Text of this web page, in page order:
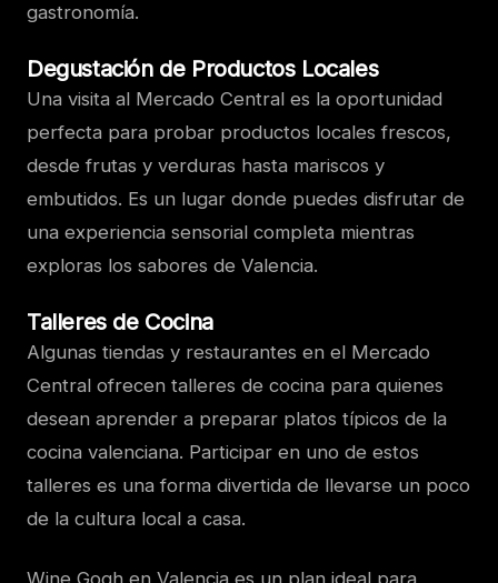
gastronomía.
Degustación de Productos Locales
Una visita al Mercado Central es la oportunidad
perfecta para probar productos locales frescos,
desde frutas y verduras hasta mariscos y
embutidos. Es un lugar donde puedes disfrutar de
una experiencia sensorial completa mientras
exploras los sabores de Valencia.
Talleres de Cocina
Algunas tiendas y restaurantes en el Mercado
Central ofrecen talleres de cocina para quienes
desean aprender a preparar platos típicos de la
cocina valenciana. Participar en uno de estos
talleres es una forma divertida de llevarse un poco
de la cultura local a casa.